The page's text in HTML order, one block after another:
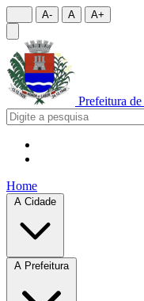
A- A A+
Prefeitura de
Home
A Cidade
A Prefeitura